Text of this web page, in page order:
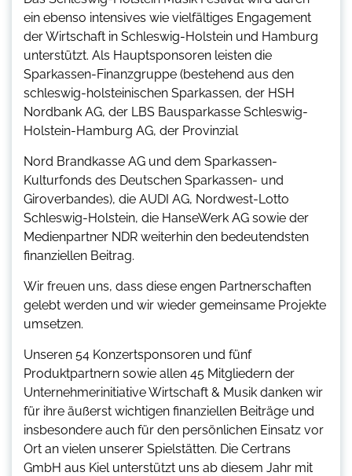
ein ebenso intensives wie vielfältiges Engagement
der Wirtschaft in Schleswig-Holstein und Hamburg
unterstützt. Als Hauptsponsoren leisten die
Sparkassen-Finanzgruppe (bestehend aus den
schleswig-holsteinischen Sparkassen, der HSH
Nordbank AG, der LBS Bausparkasse Schleswig-
Holstein-Hamburg AG, der Provinzial
Nord Brandkasse AG und dem Sparkassen-
Kulturfonds des Deutschen Sparkassen- und
Giroverbandes), die AUDI AG, Nordwest-Lotto
Schleswig-Holstein, die HanseWerk AG sowie der
Medienpartner NDR weiterhin den bedeutendsten
finanziellen Beitrag.
Wir freuen uns, dass diese engen Partnerschaften
gelebt werden und wir wieder gemeinsame Projekte
umsetzen.
Unseren 54 Konzertsponsoren und fünf
Produktpartnern sowie allen 45 Mitgliedern der
Unternehmerinitiative Wirtschaft & Musik danken wir
für ihre äußerst wichtigen finanziellen Beiträge und
insbesondere auch für den persönlichen Einsatz vor
Ort an vielen unserer Spielstätten. Die Certrans
GmbH aus Kiel unterstützt uns ab diesem Jahr mit